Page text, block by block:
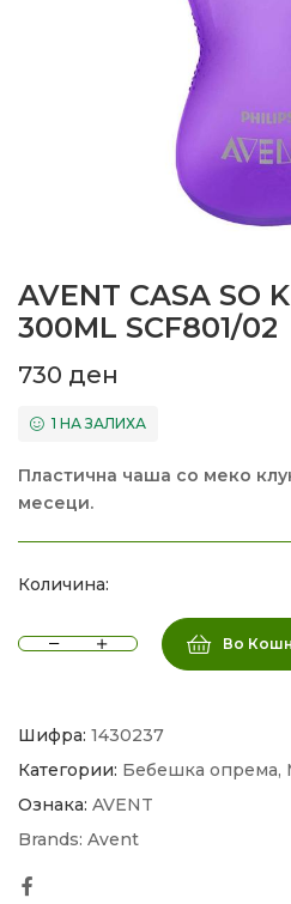
AVENT CASA SO
300ML SCF801/02
730 ден
1 НА ЗАЛИХА
Пластична чаша со меко
месеци.
Количина:
Во
Шифра: 1430237
Категории: Бебешка опрема,
Ознака: AVENT
Brands: Avent